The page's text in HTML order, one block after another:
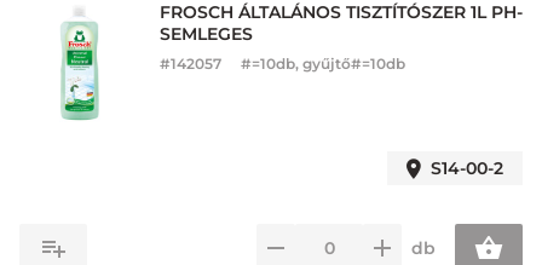
FROSCH ÁLTALÁNOS TISZTÍTÓSZER 1L PH-
SEMLEGES
#142057 #=10db, gyűjtő#=10db
S14-00-2
db